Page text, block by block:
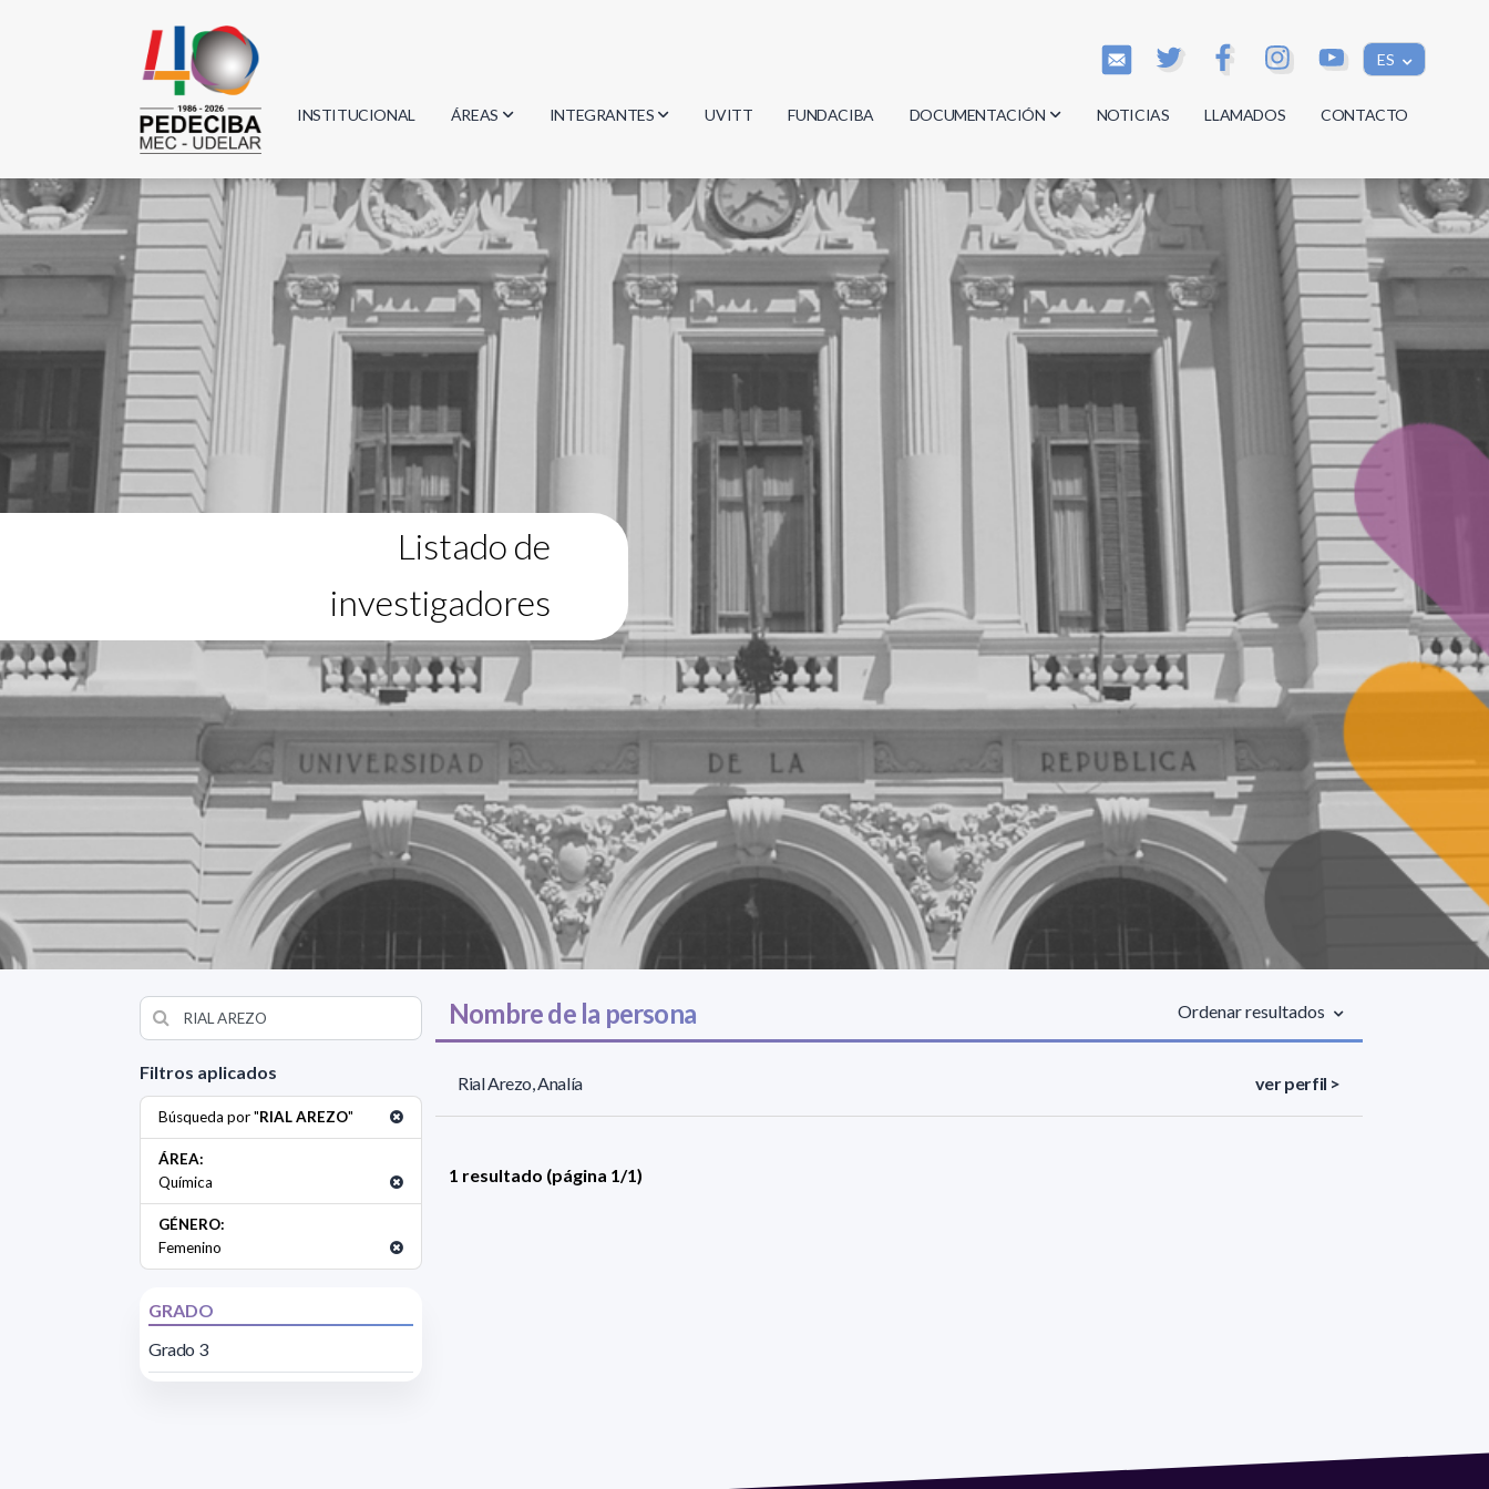
ES
INSTITUCIONAL ÁREAS
Biología
Física
Geociencias
Informática
Matemática
INTEGRANTES
Investigadores
Estudiantes
Egresados
UVITT FUNDACIBA DOCUMENTACIÓN
Actas
Reglamentos
Documentos
NOTICIAS LLAMADOS CONTACTO
Listado de
investigadores
Filtros aplicados
Búsqueda por "RIAL AREZO"
ÁREA:
Química
GÉNERO:
Femenino
GRADO
Grado 3
Nombre de la persona Ordenar resultados
Rial Arezo, Analía ver perfil >
1 resultado (página 1/1)